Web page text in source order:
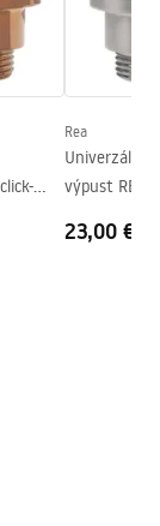
Rea
Univerzálny
výpust REA
23,00 €